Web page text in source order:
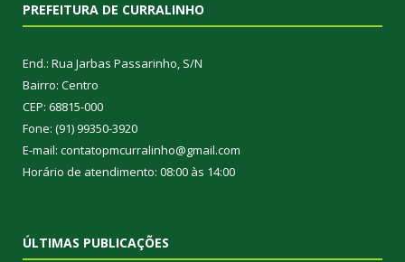
PREFEITURA DE CURRALINHO
End.: Rua Jarbas Passarinho, S/N
Bairro: Centro
CEP: 68815-000
Fone: (91) 99350-3920
E-mail: contatopmcurralinho@gmail.com
Horário de atendimento: 08:00 às 14:00
ÚLTIMAS PUBLICAÇÕES